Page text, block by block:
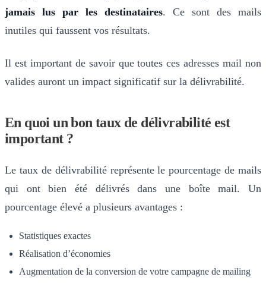
jamais lus par les destinataires. Ce sont des mails
inutiles qui faussent vos résultats.
Il est important de savoir que toutes ces adresses mail non
valides auront un impact significatif sur la délivrabilité.
En quoi un bon taux de délivrabilité est
important ?
Le taux de délivrabilité représente le pourcentage de mails
qui ont bien été délivrés dans une boîte mail. Un
pourcentage élevé a plusieurs avantages :
Statistiques exactes
Réalisation d’économies
Augmentation de la conversion de votre campagne de mailing